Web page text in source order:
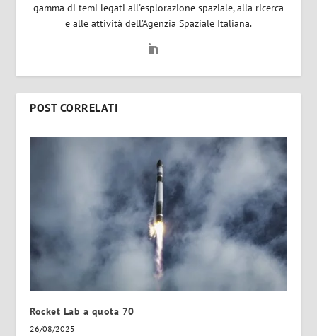
gamma di temi legati all'esplorazione spaziale, alla ricerca
e alle attività dell’Agenzia Spaziale Italiana.
POST CORRELATI
Rocket Lab a quota 70
26/08/2025